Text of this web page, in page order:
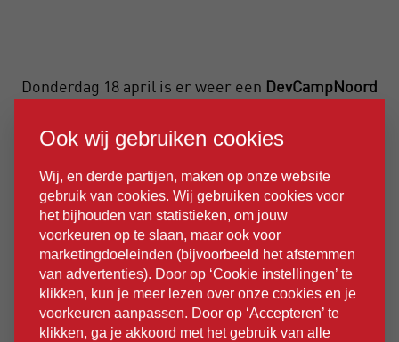
Donderdag 18 april is er weer een DevCampNoord
Noord-Nederland.
Geef je hierop! De toegang isgratis.
Onderwerpen die de revue zullen passeren zijn:
Visual Studio 2019, Machine Learning, Architecture
for DevOps, Azure Messaging, GraphQL, Elastic
Search, Logging en Tracibility, AI, en meer.
Locatie: Best Western Hotel in Groningen, Laan
Ook wij gebruiken cookies
Wij, en derde partijen, maken op onze website
gebruik van cookies. Wij gebruiken cookies voor
het bijhouden van statistieken, om jouw
voorkeuren op te slaan, maar ook voor
marketingdoeleinden (bijvoorbeeld het afstemmen
van advertenties). Door op ‘Cookie instellingen’ te
klikken, kun je meer lezen over onze cookies en je
voorkeuren aanpassen. Door op ‘Accepteren’ te
klikken, ga je akkoord met het gebruik van alle